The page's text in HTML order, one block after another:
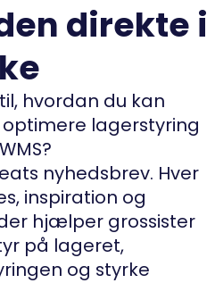
direkte i
hvordan du kan
lagerstyring
nyhedsbrev. Hver
inspiration og
hjælper grossister
på lageret,
og styrke